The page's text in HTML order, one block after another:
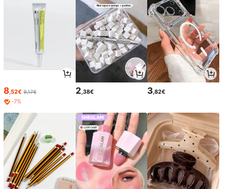
8,52€ 9,17€
-7%
2,38€ 3,82€